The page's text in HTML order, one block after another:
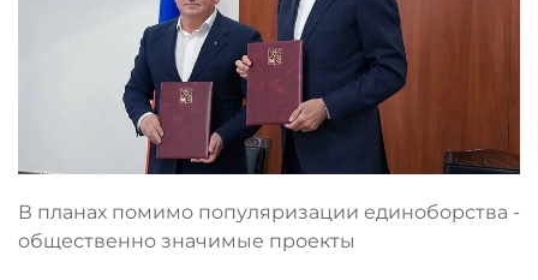
В планах помимо популяризации единоборства -
общественно значимые проекты